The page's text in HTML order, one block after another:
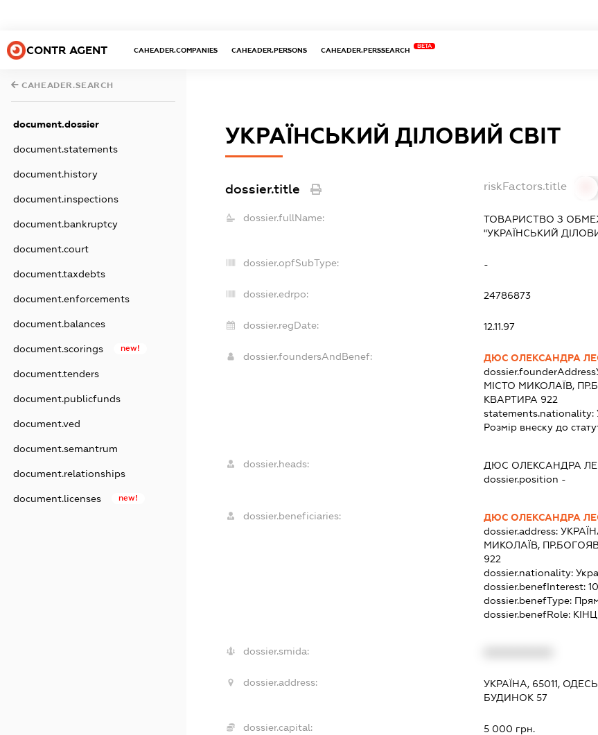
CONTR AGENT CAHEADER.COMPANIES CAHEADER.PERSONS CAHEADER.PERSSEARCH
BETA
CAHEADER.SEARCH
document.dossier
document.statements
document.history
document.inspections
document.bankruptcy
document.court
document.taxdebts
document.enforcements
document.balances
document.scorings new!
document.tenders
document.publicfunds
document.ved
document.semantrum
document.relationships
document.licenses new!
УКРАЇНСЬКИЙ ДІЛОВИЙ СВІТ
dossier.title riskFactors.title
dossier.fullName:
ТОВАРИСТВО З
"УКРАЇНСЬКИЙ
dossier.opfSubType: -
dossier.edrpo: 24786873
dossier.regDate: 12.11.97
dossier.foundersAndBenef:
ДЮС ОЛЕКСАНДРА
dossier.founderAddress
МІСТО МИКОЛАЇВ,
КВАРТИРА 922
statements.nationality:
Розмір внеску до
dossier.heads: ДЮС ОЛЕКСАНДРА
dossier.position -
dossier.beneficiaries:
ДЮС ОЛЕКСАНДРА
dossier.address:
МИКОЛАЇВ,
922
dossier.nationality:
dossier.benefInterest:
dossier.benefType:
dossier.benefRole:
dossier.smida:
dossier.address:
УКРАЇНА, 65011,
БУДИНОК 57
dossier.capital: 5 000 грн.